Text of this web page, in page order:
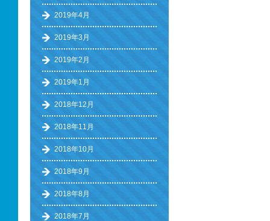
2019年4月
2019年3月
2019年2月
2019年1月
2018年12月
2018年11月
2018年10月
2018年9月
2018年8月
2018年7月